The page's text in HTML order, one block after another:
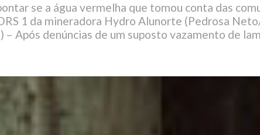
se a água vermelha que tomou conta das
1 da mineradora Hydro Alunorte (Pedrosa
Após denúncias de um suposto vazamento de